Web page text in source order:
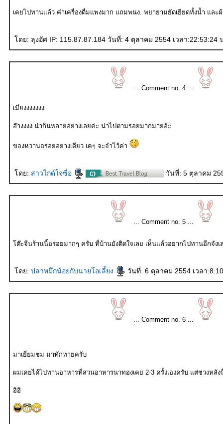
เคยไปทานแล้ว ค่าเครื่องดื่มแพงมาก แถมพนง. พยายามยัดเยียดทั้งน้ำ และ
ดย: ลุงอัศ IP: 115.87.87.184 วันที่: 4 ตุลาคม 2554 เวลา:22:53:24
... Comment no. 4 ...
เมี่ยงงงงงงง
อ๊างงงง น่ากินหลายอย่างเลยค่ะ น่าไปตามรอยมากมายอ้ะ
ของหวานอร่อยอย่างเดียว เคๆ จะจำไว้ค่า
ดย: สาวไกด์ใจซื่อ วันที่: 5 ตุลาคม
... Comment no. 5 ...
ต๊ะจีนร้านนี้อร่อยมากๆ ครับ ที่บ้านยังติดใจเลย เห็นแล้วอยากไปทานอีกจัง
ดย: ปลาหมึกน้อยกับนายโอเลี้ยง วันที่: 6 ตุลาคม 2554 เวลา
... Comment no. 6 ...
มาเยี่ยมชม มาทักทายครับ
ผมเคยได้ไปทานอาหารที่สวนอ
อิอิ